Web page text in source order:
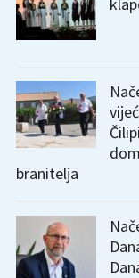
branitelja